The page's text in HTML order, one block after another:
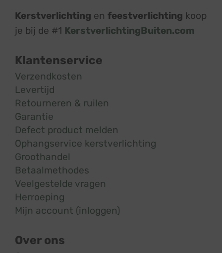
Kerstverlichting en feestverlichting koop
je bij de #1 KerstverlichtingBuiten.com
Klantenservice
Verzendkosten
Levertijd
Retourneren & ruilen
Garantie
Defect product melden
Ophangservice kerstverlichting
Groothandel
Betaalmethodes
Veelgestelde vragen
Herroeping
Mijn account (inloggen)
Over ons